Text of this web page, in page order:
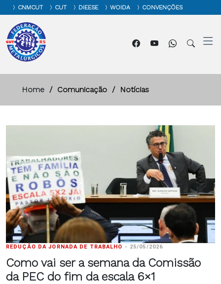
CNMCUT CUT DIEESE WOIDA CONVENÇÕES
Home Comunicação Notícias
REDUÇÃO DA JORNADA DE TRABALHO - 25/05/2026
Como vai ser a semana da Comissão
da PEC do fim da escala 6×1